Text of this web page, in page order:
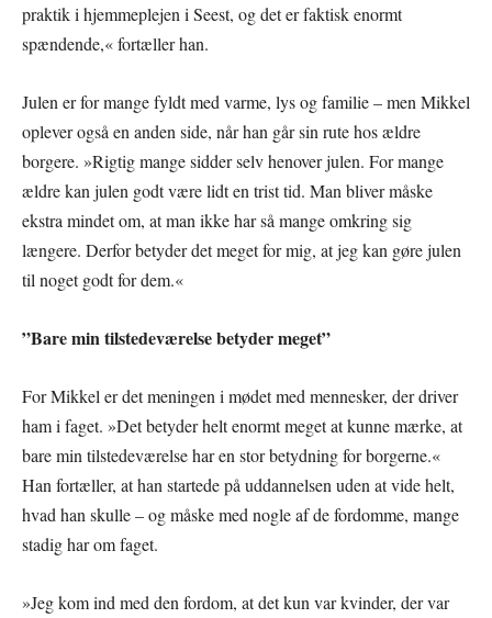
praktik i hjemmeplejen i Seest, og det er faktisk enormt
spændende,« fortæller han.
Julen er for mange fyldt med varme, lys og familie – men Mikkel
oplever også en anden side, når han går sin rute hos ældre
borgere. »Rigtig mange sidder selv henover julen. For mange
ældre kan julen godt være lidt en trist tid. Man bliver måske
ekstra mindet om, at man ikke har så mange omkring sig
længere. Derfor betyder det meget for mig, at jeg kan gøre julen
til noget godt for dem.«
”Bare min tilstedeværelse betyder meget”
For Mikkel er det meningen i mødet med mennesker, der driver
ham i faget. »Det betyder helt enormt meget at kunne mærke, at
bare min tilstedeværelse har en stor betydning for borgerne.«
Han fortæller, at han startede på uddannelsen uden at vide helt,
hvad han skulle – og måske med nogle af de fordomme, mange
stadig har om faget.
»Jeg kom ind med den fordom, at det kun var kvinder, der var